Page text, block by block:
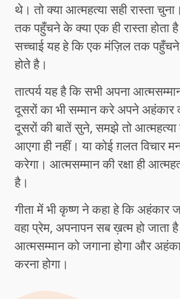
थे। तो क्या आत्महत्या सही रास्ता
तक पहुँचने के क्या एक ही रास्ता होता
सच्चाई यह हे कि एक मंज़िल तक
होते है।
तात्पर्य यह है कि सभी अपना
दूसरों का भी सम्मान करे अपने अहंकार
दूसरों की बातें सुने, समझे तो आत्महत्या
आएगा ही नहीं। या कोई ग़लत विचार
करेगा। आत्मसम्मान की रक्षा ही
है।
गीता में भी कृष्ण ने कहा हे कि अहंकार
वहा प्रेम, अपनापन सब ख़त्म हो जाता
आत्मसम्मान को जगाना होगा और
करना होगा।